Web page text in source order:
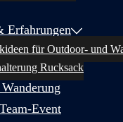
Erfahrungen
für Outdoor- und
Rucksack
Event